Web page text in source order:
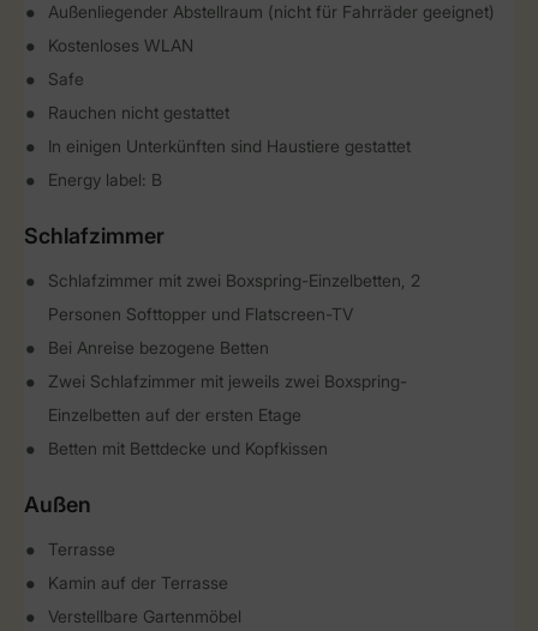
Außenliegender Abstellraum (nicht für Fahrräder geeignet)
Kostenloses WLAN
Safe
Rauchen nicht gestattet
In einigen Unterkünften sind Haustiere gestattet
Energy label: B
Schlafzimmer
Schlafzimmer mit zwei Boxspring-Einzelbetten, 2
Personen Softtopper und Flatscreen-TV
Bei Anreise bezogene Betten
Zwei Schlafzimmer mit jeweils zwei Boxspring-
Einzelbetten auf der ersten Etage
Betten mit Bettdecke und Kopfkissen
Außen
Terrasse
Kamin auf der Terrasse
Verstellbare Gartenmöbel